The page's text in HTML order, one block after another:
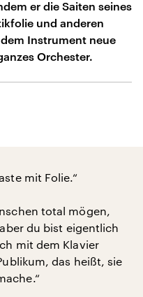
er die Saiten seines
und anderen
Instrument neue
Orchester.
mit Folie.“
total mögen,
du bist eigentlich
mit dem Klavier
das heißt, sie